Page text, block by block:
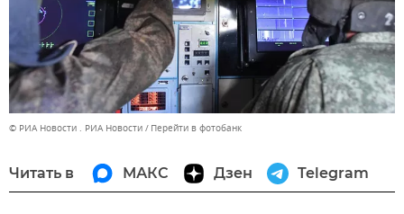
© РИА Новости . РИА Новости Перейти в фотобанк
Читать в МАКС Дзен Telegram